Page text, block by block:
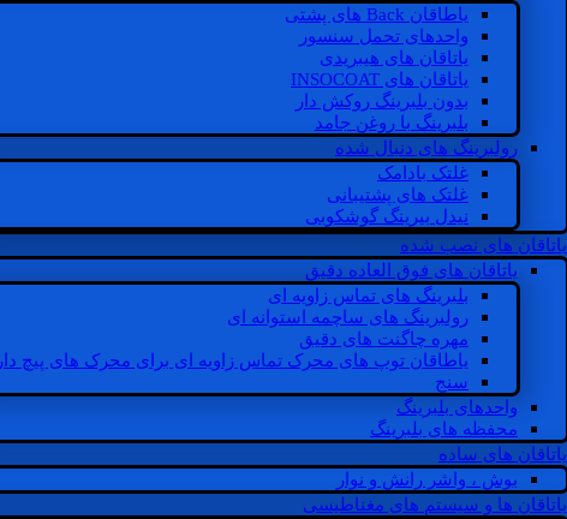
یاطاقان Back های پشتی
واحدهای تحمل سنسور
یاتاقان های هیبریدی
یاتاقان های INSOCOAT
بدون بلبرینگ روکش دار
بلبرینگ با روغن جامد
رولبرینگ های دنبال شده
غلتک بادامک
غلتک های پشتیبانی
نیدل بیرینگ گوشکوبی
یاتاقان های نصب شده
یاتاقان های فوق العاده دقیق
بلبرینگ های تماس زاویه ای
رولبرینگ های ساچمه استوانه ای
مهره چاگنت های دقیق
یاطاقان توپ های محرک تماس زاویه ای برای محرک های پیچ دار
سنج
واحدهای بلبرینگ
محفظه های بلبرینگ
یاتاقان های ساده
بوش ، واشر رانش و نوار
یاتاقان ها و سیستم های مغناطیسی